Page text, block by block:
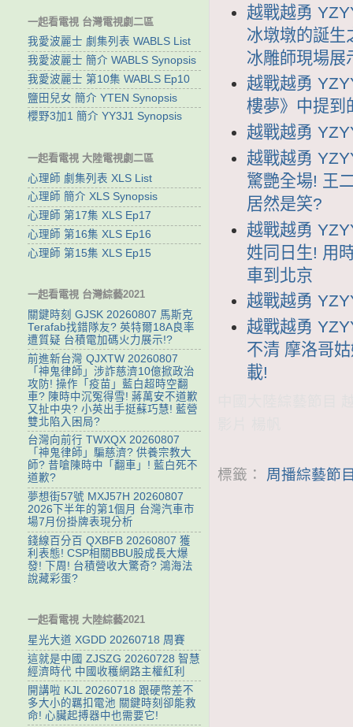
越戰越勇
冰墩墩的誕生
冰雕師現場展
越戰越勇
樓夢》中提到
越戰越勇
越戰越勇
驚艷全場! 王
居然是笑?
越戰越勇
姓同日生! 用
車到北京
越戰越勇
越戰越勇
不清 摩洛哥
載!
標籤： 周播綜藝節
一起看電視 台灣電視劇二區
我愛波麗士 劇集列表 WABLS List
我愛波麗士 簡介 WABLS Synopsis
我愛波麗士 第10集 WABLS Ep10
鹽田兒女 簡介 YTEN Synopsis
櫻野3加1 簡介 YY3J1 Synopsis
一起看電視 大陸電視劇二區
心理師 劇集列表 XLS List
心理師 簡介 XLS Synopsis
心理師 第17集 XLS Ep17
心理師 第16集 XLS Ep16
心理師 第15集 XLS Ep15
一起看電視 台灣綜藝2021
關鍵時刻 GJSK 20260807 馬斯克
Terafab找錯隊友? 英特爾18A良率
遭質疑 台積電加碼火力展示!?
前進新台灣 QJXTW 20260807
「神鬼律師」涉詐慈濟10億掀政治
攻防! 操作「疫苗」藍白超時空翻
車? 陳時中沉冤得雪! 蔣萬安不道歉
又扯中央? 小英出手挺蘇巧慧! 藍營
雙北陷入困局?
台灣向前行 TWXQX 20260807
「神鬼律師」騙慈濟? 供養宗教大
師? 昔嗆陳時中「翻車」! 藍白死不
道歉?
夢想街57號 MXJ57H 20260807
2026下半年的第1個月 台灣汽車市
場7月份掛牌表現分析
錢線百分百 QXBFB 20260807 獲
利表態! CSP相關BBU股成長大爆
發! 下周! 台積營收大驚奇? 鴻海法
說藏彩蛋?
一起看電視 大陸綜藝2021
星光大道 XGDD 20260718 周賽
這就是中國 ZJSZG 20260728 智慧
經濟時代 中國收穫網路主權紅利
開講啦 KJL 20260718 跟硬幣差不
多大小的羈扣電池 關鍵時刻卻能救
命! 心臟起搏器中也需要它!